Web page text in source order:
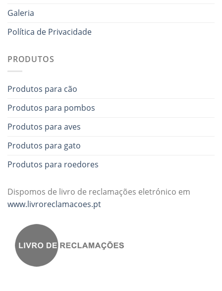
Galeria
Política de Privacidade
PRODUTOS
Produtos para cão
Produtos para pombos
Produtos para aves
Produtos para gato
Produtos para roedores
Dispomos de livro de reclamações eletrónico em
www.livroreclamacoes.pt